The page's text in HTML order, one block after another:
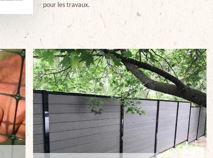
pour les travaux.